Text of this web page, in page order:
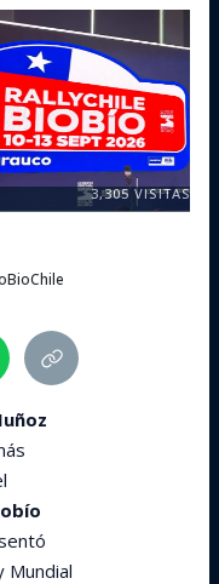
3,305 VISITAS
Mundial